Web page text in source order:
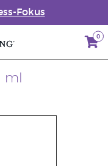
Fokus
0
ml